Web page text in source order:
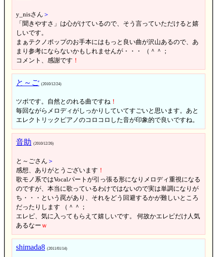
y_nisさん ＞
「聞きやすさ」は心がけているので、そう言っていただけると嬉
しいです。
まぁテクノポップのお手本にはもっと良い曲が沢山あるので、あ
まり参考にならないかもしれませんが・・・ （＾＾；
コメント、感謝です ！
と～ご (2010/12/24)
ツボです。自然とのれる曲ですね ！
毎回ながらメロディがしっかりしていてすごいと思います。あと
エレクトリックピアノのコロコロした音が印象的で良いですね。
音助 (2010/12/26)
と～ごさん ＞
感想、ありがとうございます ！
歌モノ系ではVocalパートが引っ張る形になりメロディ重視になる
のですが、本当に歌っているわけではないので実は単調になりが
ち・・・という罠があり、それをどう回避するかが難しいところ
だったりします （＾＾；
エレピ、気に入ってもらえて嬉しいです。 何故かエレピだけ人気
あるなー ｗ
shimada8 (2011/01/14)